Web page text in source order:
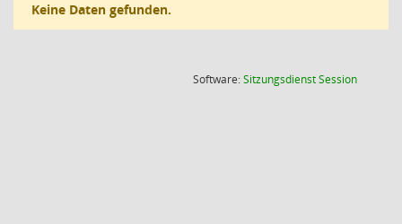
Keine Daten gefunden.
Software:SitzungsdienstSession(Wird in